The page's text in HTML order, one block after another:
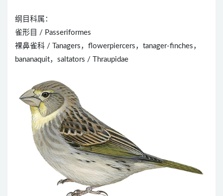
纲目科属：
雀形目 / Passeriformes
裸鼻雀科 / Tanagers，flowerpiercers，tanager-finches，
bananaquit，saltators / Thraupidae